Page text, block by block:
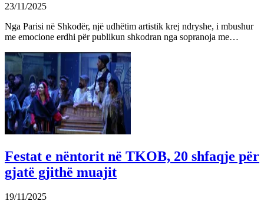
23/11/2025
Nga Parisi në Shkodër, një udhëtim artistik krej ndryshe, i mbushur
me emocione erdhi për publikun shkodran nga sopranoja me…
Festat e nëntorit në TKOB, 20 shfaqje për
gjatë gjithë muajit
19/11/2025